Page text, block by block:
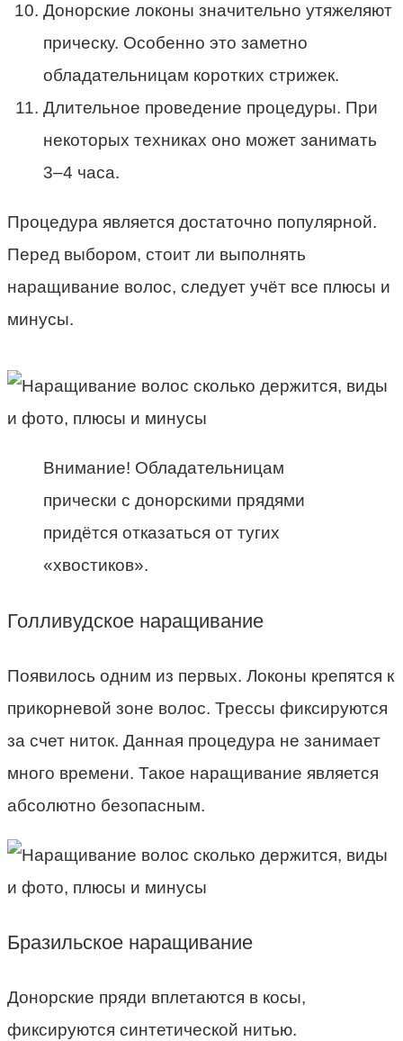
Донорские локоны значительно утяжеляют
прическу. Особенно это заметно
обладательницам коротких стрижек.
Длительное проведение процедуры. При
некоторых техниках оно может занимать
3–4 часа.
Процедура является достаточно популярной.
Перед выбором, стоит ли выполнять
наращивание волос, следует учёт все плюсы и
минусы.
Внимание! Обладательницам
прически с донорскими прядями
придётся отказаться от тугих
«хвостиков».
Голливудское наращивание
Появилось одним из первых. Локоны крепятся к
прикорневой зоне волос. Трессы фиксируются
за счет ниток. Данная процедура не занимает
много времени. Такое наращивание является
абсолютно безопасным.
Бразильское наращивание
Донорские пряди вплетаются в косы,
фиксируются синтетической нитью.